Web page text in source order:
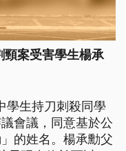
頸案受害學生楊承
學生持刀刺殺同學
會議，同意基於公
的姓名。楊承勳父